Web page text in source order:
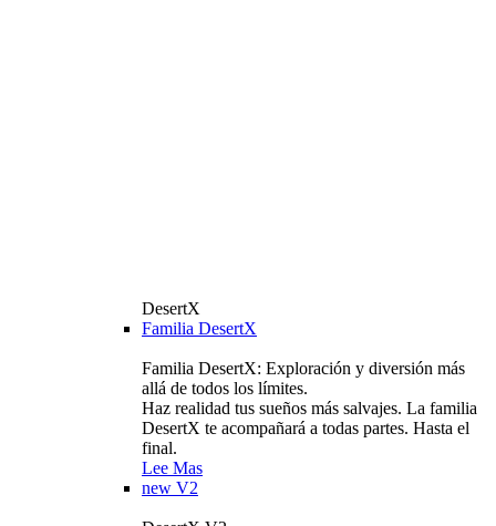
DesertX
Familia DesertX
Familia DesertX: Exploración y diversión más
allá de todos los límites.
Haz realidad tus sueños más salvajes. La familia
DesertX te acompañará a todas partes. Hasta el
final.
Lee Mas
new V2